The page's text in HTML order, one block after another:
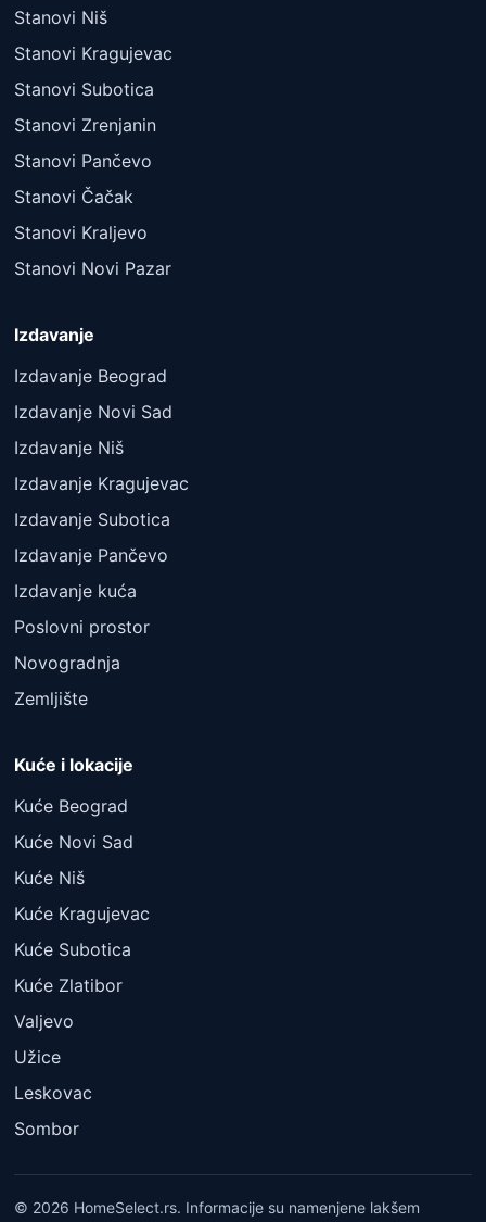
Stanovi Niš
Stanovi Kragujevac
Stanovi Subotica
Stanovi Zrenjanin
Stanovi Pančevo
Stanovi Čačak
Stanovi Kraljevo
Stanovi Novi Pazar
Izdavanje
Izdavanje Beograd
Izdavanje Novi Sad
Izdavanje Niš
Izdavanje Kragujevac
Izdavanje Subotica
Izdavanje Pančevo
Izdavanje kuća
Poslovni prostor
Novogradnja
Zemljište
Kuće i lokacije
Kuće Beograd
Kuće Novi Sad
Kuće Niš
Kuće Kragujevac
Kuće Subotica
Kuće Zlatibor
Valjevo
Užice
Leskovac
Sombor
© 2026 HomeSelect.rs. Informacije su namenjene lakšem